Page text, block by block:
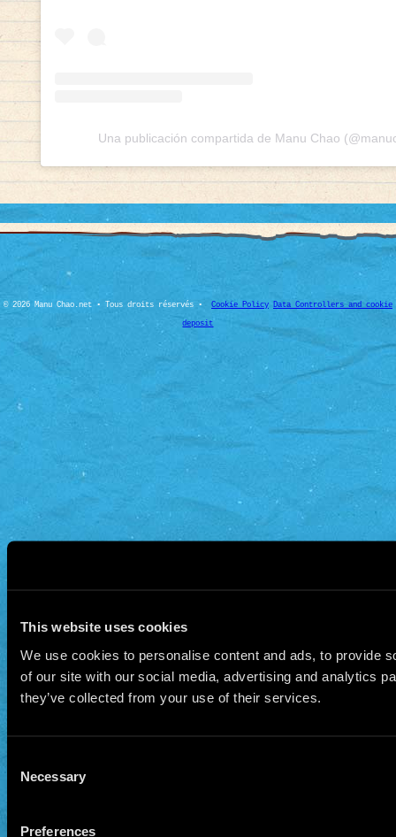
This website uses cookies
We use cookies to personalise content and ads, to provide
of our site with our social media, advertising and analytics
they’ve collected from your use of their services.
Selection
Necessary
Preferences
Una publicación compartida de Manu Chao
© 2026 Manu Chao.net • Tous droits réservés • Cookie Policy Data Controllers and cookie
deposit